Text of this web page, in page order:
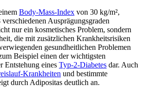
Body-Mass-Index von 30 kg/m²,
Ausprägungsgraden
nur ein kosmetisches Problem, sondern
die mit zusätzlichen Krankheitsrisiken
gesundheitlichen Problemen
Beispiel einen der wichtigsten
Entstehung eines Typ-2-Diabetes dar. Auch
Krankheiten und bestimmte
durch Adipositas deutlich an.